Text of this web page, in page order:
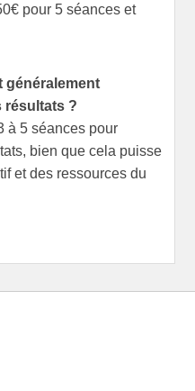
pour 5 séances et
généralement
résultats ?
à 5 séances pour
bien que cela puisse
et des ressources du